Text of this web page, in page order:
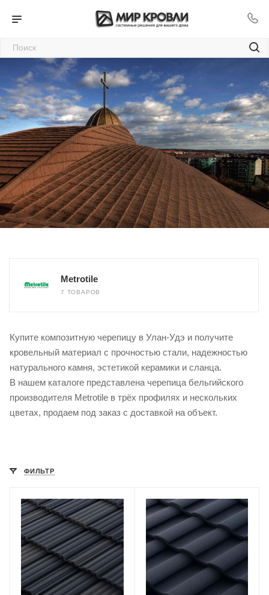
Композитная черепица
для крыши в Улан-Удэ
7
Главная — Каталог —
Материалы для кровли и крыши в Улан-Удэ —
Композитная черепица для крыши в Улан-Удэ
Metrotile
7 ТОВАРОВ
Купите композитную черепицу в Улан-Удэ и получите
кровельный материал с прочностью стали, надежностью
натурального камня, эстетикой керамики и сланца.
В нашем каталоге представлена черепица бельгийского
производителя Metrotile в трёх профилях и нескольких
цветах, продаем под заказ с доставкой на объект.
ФИЛЬТР